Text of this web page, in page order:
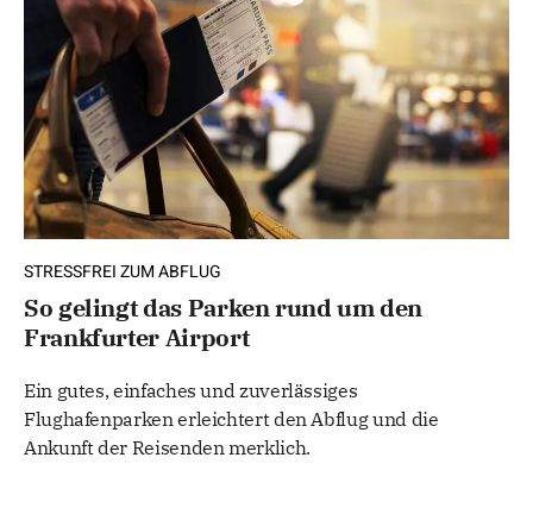
STRESSFREI ZUM ABFLUG
So gelingt das Parken rund um den
Frankfurter Airport
Ein gutes, einfaches und zuverlässiges
Flughafenparken erleichtert den Abflug und die
Ankunft der Reisenden merklich.